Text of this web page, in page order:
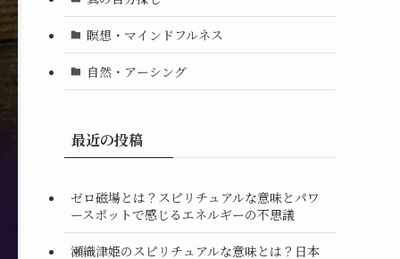
瞑想・マインドフルネス
自然・アーシング
最近の投稿
ゼロ磁場とは？スピリチュアルな意味とパワ
ースポットで感じるエネルギーの不思議
瀬織津姫のスピリチュアルな意味とは？日本